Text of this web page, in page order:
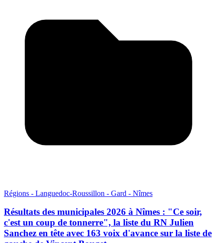
Régions - Languedoc-Roussillon - Gard - Nîmes
Résultats des municipales 2026 à Nîmes : "Ce soir,
c'est un coup de tonnerre", la liste du RN Julien
Sanchez en tête avec 163 voix d'avance sur la liste de